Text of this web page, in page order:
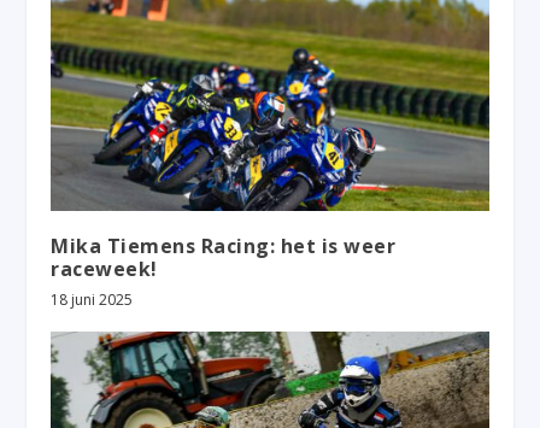
Mika Tiemens Racing: het is weer
raceweek!
18 juni 2025